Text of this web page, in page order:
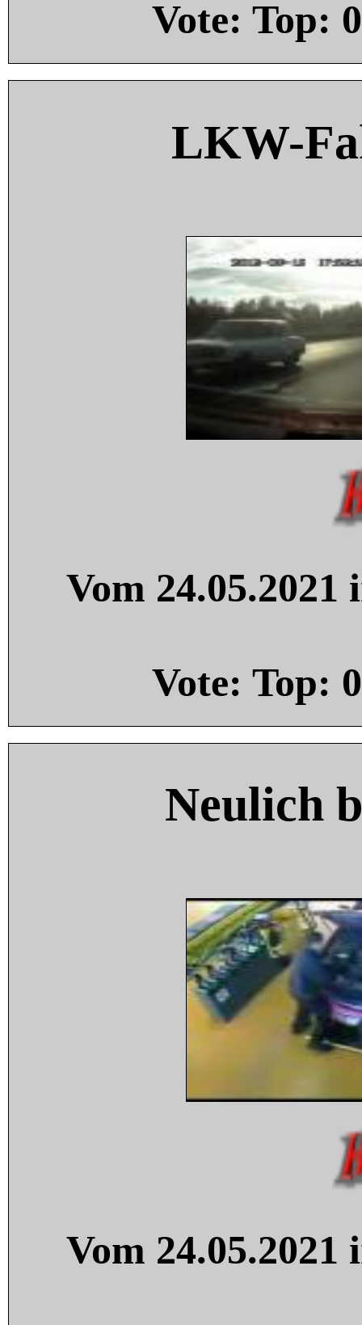
Vote: Top: 0
LKW-
Vom
Vote: Top: 0
Neulich
Vom